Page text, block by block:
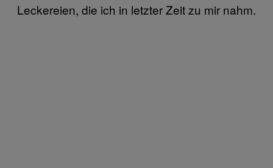
Leckereien, die ich in letzter Zeit zu mir nahm.